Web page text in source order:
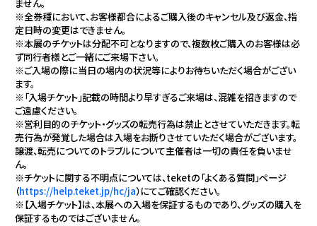
ません。
※全券種において、お客様都合によるご購入後のキャンセル及び返金、指
定日時の変更はできません。
※本展のチケットは分配不可となりますので、複数枚ご購入のお客様は必
ず同行者様とご一緒にご来場下さい。
※ご入場の際に当日の場内の状況等によりお待ちいただく場合がござい
ます。
※「入場チケット」記載の時間より早すぎるご来場は、混雑を招きますので
ご遠慮ください。
※営利目的のチケット・グッズの転売行為は禁止とさせていただきます。転
売行為が発覚した場合は入場をお断りさせていただく場合がございます。
譲渡、転売についてのトラブルについて主催者は一切の責任を負いませ
ん。
※チケットに関する不明点については、teketの「よくある質問」ページ
（https://help.teket.jp/hc/ja）にてご確認ください。
※【入場チケット】は、本展への入場を保証するものであり、グッズの購入を
保証するものではございません。